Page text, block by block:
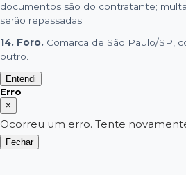
documentos são do contratante;
serão repassadas.
14. Foro. Comarca de São Paulo/SP,
outro.
Entendi
Erro
×
Ocorreu um erro. Tente
Fechar